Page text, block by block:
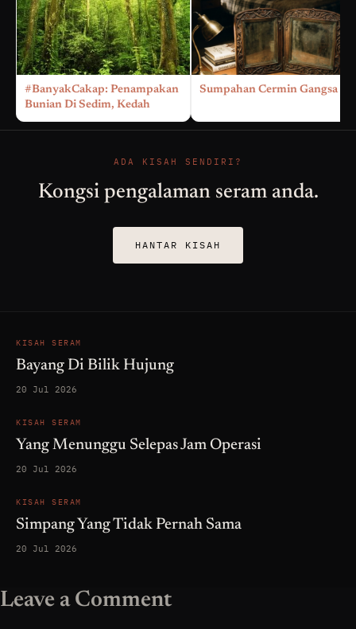
#BanyakCakap: Penampakan
Bunian Di Sedim, Kedah
Sumpahan Cermin Gangsa
ADA KISAH SENDIRI?
Kongsi pengalaman seram anda.
HANTAR KISAH
KISAH SERAM
Bayang Di Bilik Hujung
20 Jul 2026
KISAH SERAM
Yang Menunggu Selepas Jam Operasi
20 Jul 2026
KISAH SERAM
Simpang Yang Tidak Pernah Sama
20 Jul 2026
Leave a Comment